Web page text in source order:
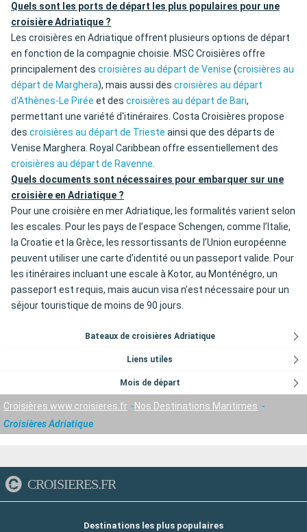
Quels sont les ports de départ les plus populaires pour une
croisière Adriatique ?
Les croisières en Adriatique offrent plusieurs options de départ
en fonction de la compagnie choisie. MSC Croisières offre
principalement des croisières au départ de Venise (croisières au
départ de Marghera), mais aussi des croisières au départ
d'Athènes-Le Pirée et des croisières au départ de Bari,
permettant une variété d'itinéraires. Costa Croisières propose
des croisières au départ de Trieste ainsi que des départs de
Venise Marghera. Royal Caribbean offre essentiellement des
croisières au départ de Ravenne.
Quels documents sont nécessaires pour embarquer sur une
croisière en Adriatique ?
Pour une croisière en mer Adriatique, les formalités varient selon
les escales. Pour les pays de l’espace Schengen, comme l’Italie,
la Croatie et la Grèce, les ressortissants de l’Union européenne
peuvent utiliser une carte d’identité ou un passeport valide. Pour
les itinéraires incluant une escale à Kotor, au Monténégro, un
passeport est requis, mais aucun visa n’est nécessaire pour un
séjour touristique de moins de 90 jours.
Bateaux de croisières Adriatique
Liens utiles
Mois de départ
Croisières www.croisieres.fr
Nos Destinations Maritimes
Croisières Adriatique
CROISIERES.FR
Destinations les plus populaires